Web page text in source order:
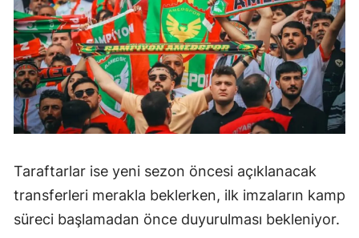
Taraftarlar ise yeni sezon öncesi açıklanacak
transferleri merakla beklerken, ilk imzaların kamp
süreci başlamadan önce duyurulması bekleniyor.